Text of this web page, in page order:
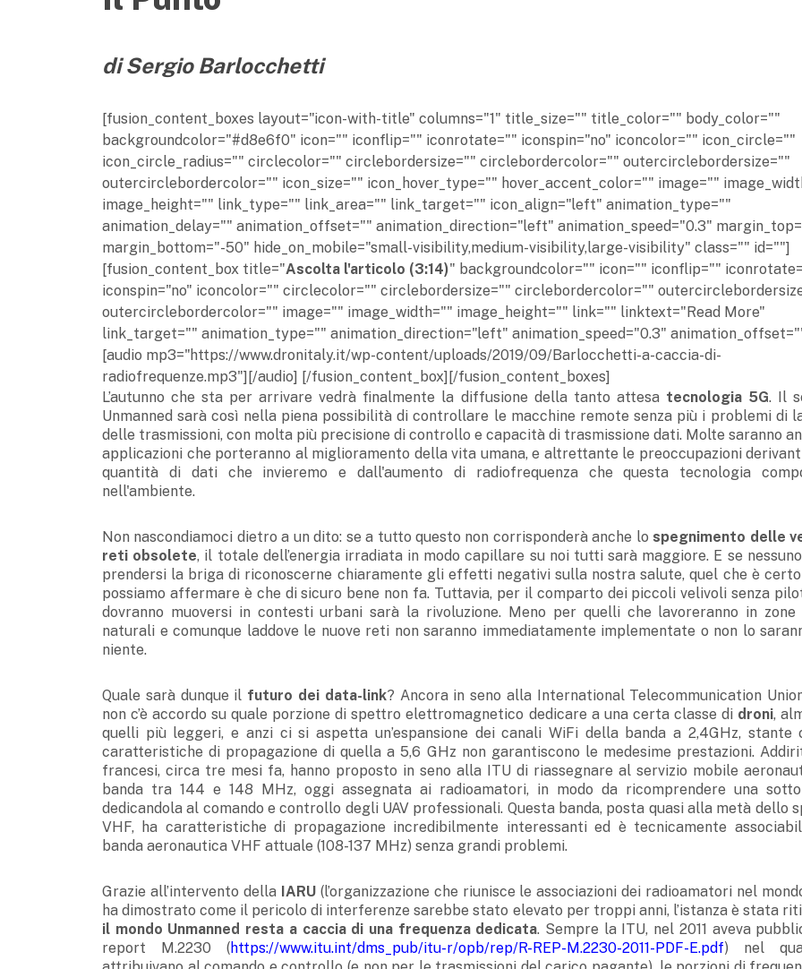
di Sergio Barlocchetti
[fusion_content_boxes layout="icon-with-title" columns="1" title_size="" title_color="" body_color=""
backgroundcolor="#d8e6f0" icon="" iconflip="" iconrotate="" iconspin="no" iconcolor="" icon_circle=""
icon_circle_radius="" circlecolor="" circlebordersize="" circlebordercolor="" outercirclebordersize=""
outercirclebordercolor="" icon_size="" icon_hover_type="" hover_accent_color="" image=""
image_height="" link_type="" link_area="" link_target="" icon_align="left" animation_type=""
animation_delay="" animation_offset="" animation_direction="left" animation_speed="0.3"
margin_bottom="-50" hide_on_mobile="small-visibility,medium-visibility,large-visibility" class="" id=""]
[fusion_content_box title="Ascolta l'articolo (3:14)" backgroundcolor="" icon="" iconflip=""
iconspin="no" iconcolor="" circlecolor="" circlebordersize="" circlebordercolor=""
outercirclebordercolor="" image="" image_width="" image_height="" link="" linktext="Read More"
link_target="" animation_type="" animation_direction="left" animation_speed="0.3"
[audio mp3="https://www.dronitaly.it/wp-content/uploads/2019/09/Barlocchetti-a-caccia-di-
radiofrequenze.mp3"][/audio] [/fusion_content_box][/fusion_content_boxes]
L’autunno che sta per arrivare vedrà finalmente la diffusione della tanto attesa tecnologia 5G. Il
Unmanned sarà così nella piena possibilità di controllare le macchine remote senza più i problemi di
delle trasmissioni, con molta più precisione di controllo e capacità di trasmissione dati. Molte saranno
applicazioni che porteranno al miglioramento della vita umana, e altrettante le preoccupazioni
quantità di dati che invieremo e dall'aumento di radiofrequenza che questa tecnologia
nell'ambiente.
Non nascondiamoci dietro a un dito: se a tutto questo non corrisponderà anche lo spegnimento delle
reti obsolete, il totale dell’energia irradiata in modo capillare su noi tutti sarà maggiore. E se
prendersi la briga di riconoscerne chiaramente gli effetti negativi sulla nostra salute, quel che è
possiamo affermare è che di sicuro bene non fa. Tuttavia, per il comparto dei piccoli velivoli senza
dovranno muoversi in contesti urbani sarà la rivoluzione. Meno per quelli che lavoreranno in zone
naturali e comunque laddove le nuove reti non saranno immediatamente implementate o non lo
niente.
Quale sarà dunque il futuro dei data-link? Ancora in seno alla International Telecommunication
non c’è accordo su quale porzione di spettro elettromagnetico dedicare a una certa classe di droni,
quelli più leggeri, e anzi ci si aspetta un’espansione dei canali WiFi della banda a 2,4GHz, stante
caratteristiche di propagazione di quella a 5,6 GHz non garantiscono le medesime prestazioni.
francesi, circa tre mesi fa, hanno proposto in seno alla ITU di riassegnare al servizio mobile
banda tra 144 e 148 MHz, oggi assegnata ai radioamatori, in modo da ricomprendere una
dedicandola al comando e controllo degli UAV professionali. Questa banda, posta quasi alla metà dello
VHF, ha caratteristiche di propagazione incredibilmente interessanti ed è tecnicamente
banda aeronautica VHF attuale (108-137 MHz) senza grandi problemi.
Grazie all’intervento della IARU(l’organizzazione che riunisce le associazioni dei radioamatori nel
ha dimostrato come il pericolo di interferenze sarebbe stato elevato per troppi anni, l’istanza è stata
il mondo Unmanned resta a caccia di una frequenza dedicata. Sempre la ITU, nel 2011 aveva
report M.2230 (https://www.itu.int/dms_pub/itu-r/opb/rep/R-REP-M.2230-2011-PDF-E.pdf) nel